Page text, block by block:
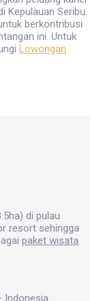
Kepulauan Seribu.
berkontribusi
ini. Untuk
Lowongan
di pulau
resort sehingga
paket wisata
Indonesia.